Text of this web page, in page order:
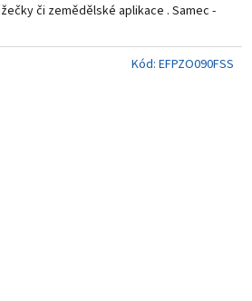
či zemědělské aplikace . Samec -
Kód: EFPZO090FSS